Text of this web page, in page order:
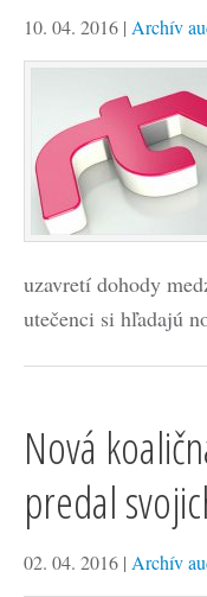
10. 04. 2016 | Archív
uzavretí dohody
utečenci si hľadajú
Nová
predal
02. 04. 2016 | Archív